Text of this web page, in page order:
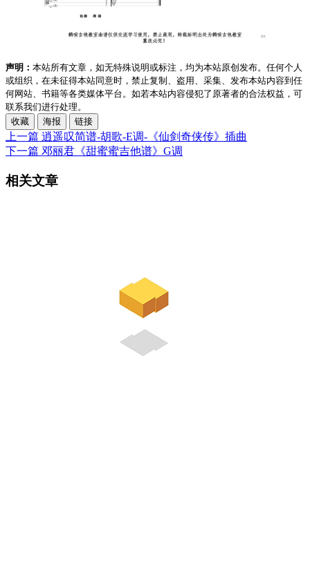
声明： 本站所有文章，如无特殊说明或标注，均为本站原创发布。任何个人
或组织，在未征得本站同意时，禁止复制、盗用、采集、发布本站内容到任
何网站、书籍等各类媒体平台。如若本站内容侵犯了原著者的合法权益，可
联系我们进行处理。
收藏
海报 链接
上一篇 逍遥叹简谱-胡歌-E调-《仙剑奇侠传》插曲
下一篇 邓丽君《甜蜜蜜吉他谱》G调
相关文章